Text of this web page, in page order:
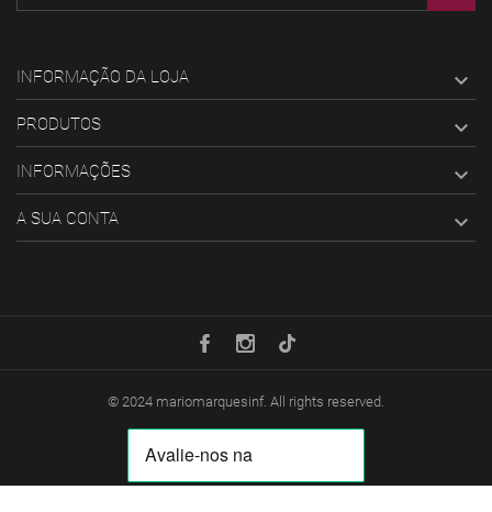
INFORMAÇÃO DA LOJA 
PRODUTOS 
INFORMAÇÕES 
A SUA CONTA 
© 2024 mariomarquesinf. All rights reserved.